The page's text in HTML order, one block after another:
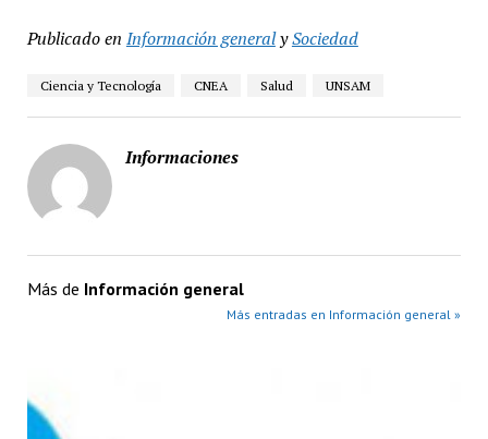
Publicado en Información generalySociedad
Ciencia y Tecnología CNEA Salud UNSAM
Informaciones
Más de Información general
Más entradas en Información general »